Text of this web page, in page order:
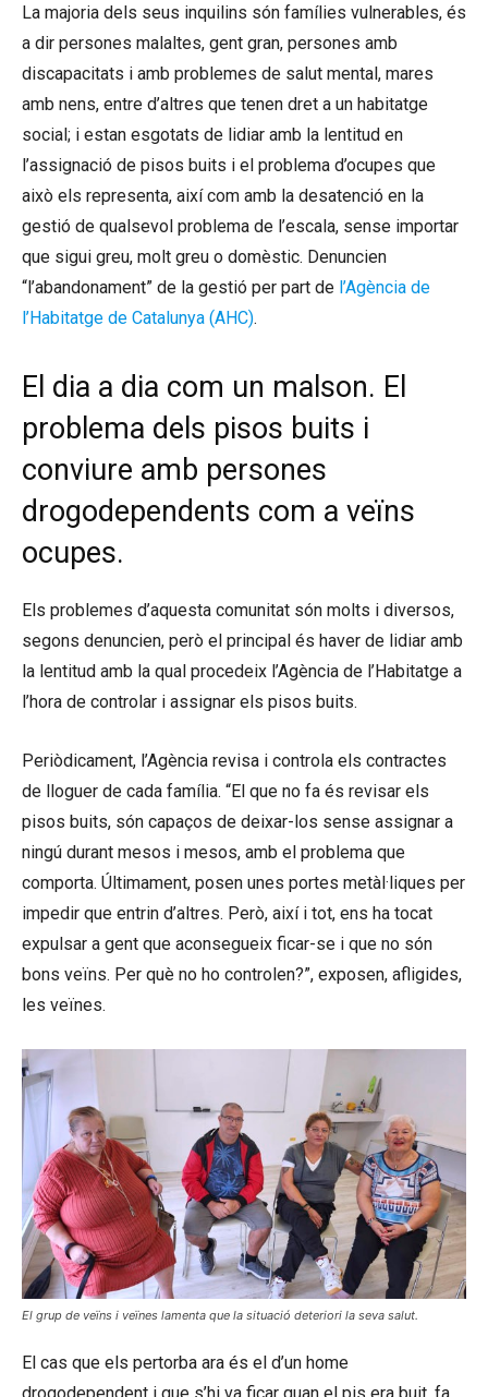
La majoria dels seus inquilins són famílies vulnerables, és
a dir persones malaltes, gent gran, persones amb
discapacitats i amb problemes de salut mental, mares
amb nens, entre d’altres que tenen dret a un habitatge
social; i estan esgotats de lidiar amb la lentitud en
l’assignació de pisos buits i el problema d’ocupes que
això els representa, així com amb la desatenció en la
gestió de qualsevol problema de l’escala, sense importar
que sigui greu, molt greu o domèstic. Denuncien
“l’abandonament” de la gestió per part de l’Agència de
l’Habitatge de Catalunya (AHC).
El dia a dia com un malson. El
problema dels pisos buits i
conviure amb persones
drogodependents com a veïns
ocupes.
Els problemes d’aquesta comunitat són molts i diversos,
segons denuncien, però el principal és haver de lidiar amb
la lentitud amb la qual procedeix l’Agència de l’Habitatge a
l’hora de controlar i assignar els pisos buits.
Periòdicament, l’Agència revisa i controla els contractes
de lloguer de cada família. “El que no fa és revisar els
pisos buits, són capaços de deixar-los sense assignar a
ningú durant mesos i mesos, amb el problema que
comporta. Últimament, posen unes portes metàl·liques per
impedir que entrin d’altres. Però, així i tot, ens ha tocat
expulsar a gent que aconsegueix ficar-se i que no són
bons veïns. Per què no ho controlen?”, exposen, afligides,
les veïnes.
El grup de veïns i veïnes lamenta que la situació deteriori la seva salut.
El cas que els pertorba ara és el d’un home
drogodependent i que s’hi va ficar quan el pis era buit, fa